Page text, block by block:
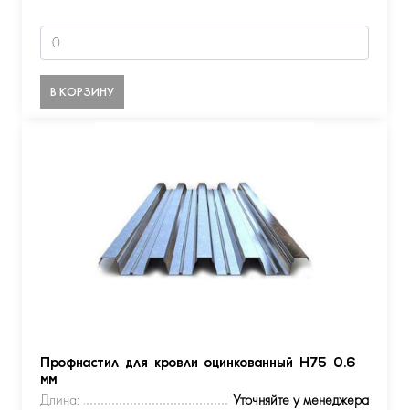
В КОРЗИНУ
Профнастил для кровли оцинкованный Н75 0.6
мм
Длина:
Уточняйте у менеджера